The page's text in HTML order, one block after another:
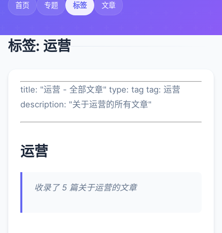
首页 专题 标签 文章
标签: 运营
title: "运营 - 全部文章" type: tag tag: 运营
description: "关于运营的所有文章"
运营
收录了 5 篇关于运营的文章